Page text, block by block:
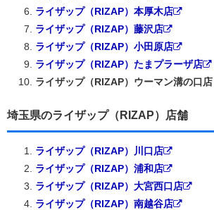
ライザップ（RIZAP）本厚木店
ライザップ（RIZAP）藤沢店
ライザップ（RIZAP）小田原店
ライザップ（RIZAP）たまプラーザ店
ライザップ（RIZAP）ウーマン溝の口店
埼玉県のライザップ（RIZAP）店舗
ライザップ（RIZAP）川口店
ライザップ（RIZAP）浦和店
ライザップ（RIZAP）大宮西口店
ライザップ（RIZAP）南越谷店